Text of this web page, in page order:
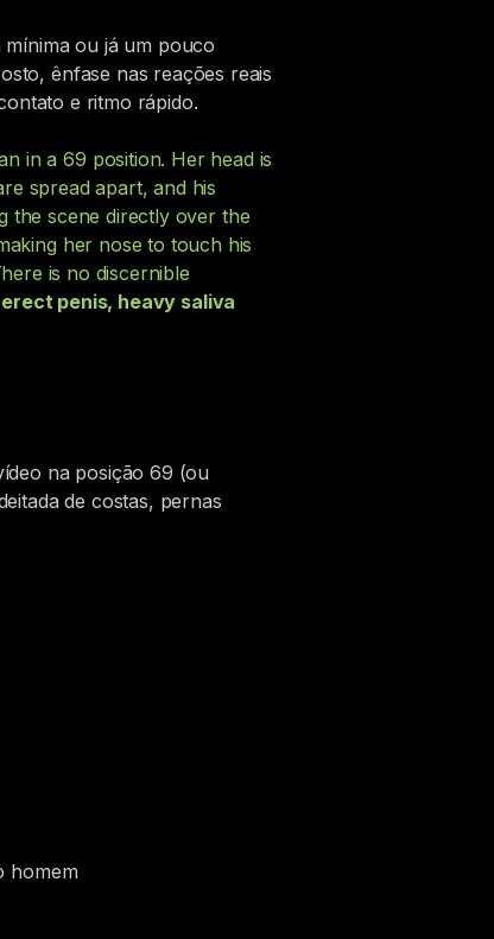
ou já um pouco
ênfase nas reações reais
e ritmo rápido.
in a 69 position. Her head is
spread apart, and his
the scene directly over the
her nose to touch his
is no discernible
penis, heavy saliva
na posição 69 (ou
de costas, pernas
homem